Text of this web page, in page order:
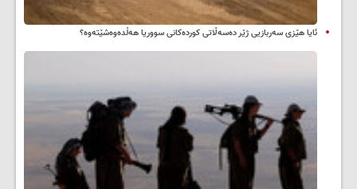
ئایا هێزی سەربازیی ژێر دەسەڵاتی کوردەکانی سووریا هەڵدەوەشێتەوە؟